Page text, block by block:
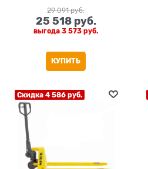
29 091 руб.
25 518 руб.
выгода 3 573 руб.
КУПИТЬ
Скидка 4 586 руб.